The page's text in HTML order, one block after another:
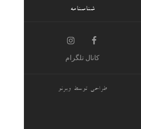
شناسنامه
کانال تلگرام
طراحی توسط وبرنو